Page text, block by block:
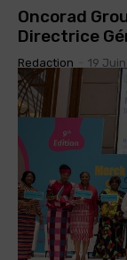
Oncorad
Directrice
Redaction 19